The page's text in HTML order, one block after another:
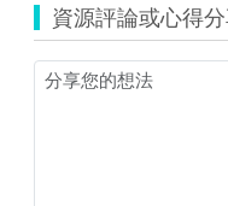
資源評論或心得